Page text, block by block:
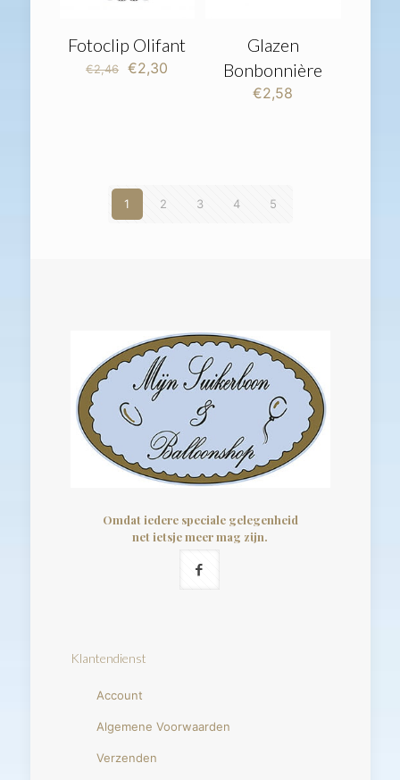
Fotoclip Olifant
€2,46
Oorspronkelijke
€2,30
Glazen
Bonbonnière
€2,58
1 2 3 4 5
Omdat iedere speciale gelegenheid
net ietsje meer mag zijn.
Klantendienst
Account
Algemene Voorwaarden
Verzenden